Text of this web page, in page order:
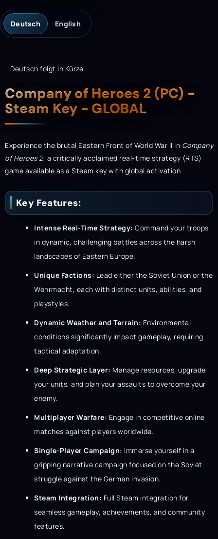
Deutsch English
Deutsch folgt in Kürze.
Description
Company of Heroes 2 (PC) -
Steam Key - GLOBAL
Experience the brutal Eastern Front of World War II in Company
of Heroes 2, a critically acclaimed real-time strategy (RTS)
game available as a Steam key with global activation.
Key Features:
Intense Real-Time Strategy: Command your troops
in dynamic, challenging battles across the harsh
landscapes of Eastern Europe.
Unique Factions: Lead either the Soviet Union or the
Wehrmacht, each with distinct units, abilities, and
playstyles.
Dynamic Weather and Terrain: Environmental
conditions significantly impact gameplay, requiring
tactical adaptation.
Deep Strategic Layer: Manage resources, upgrade
your units, and plan your assaults to overcome your
enemy.
Multiplayer Warfare: Engage in competitive online
matches against players worldwide.
Single-Player Campaign: Immerse yourself in a
gripping narrative campaign focused on the Soviet
struggle against the German invasion.
Steam Integration: Full Steam integration for
seamless gameplay, achievements, and community
features.